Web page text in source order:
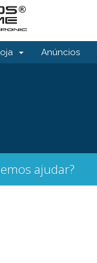
Anúncios
ajudar?